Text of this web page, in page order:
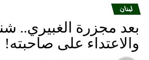
لبنان
بعد مجزرة الغبيري..
والاعتداء على صاحبته!